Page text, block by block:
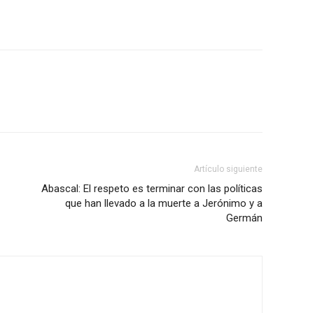
Artículo siguiente
Abascal: El respeto es terminar con las políticas
que han llevado a la muerte a Jerónimo y a
Germán